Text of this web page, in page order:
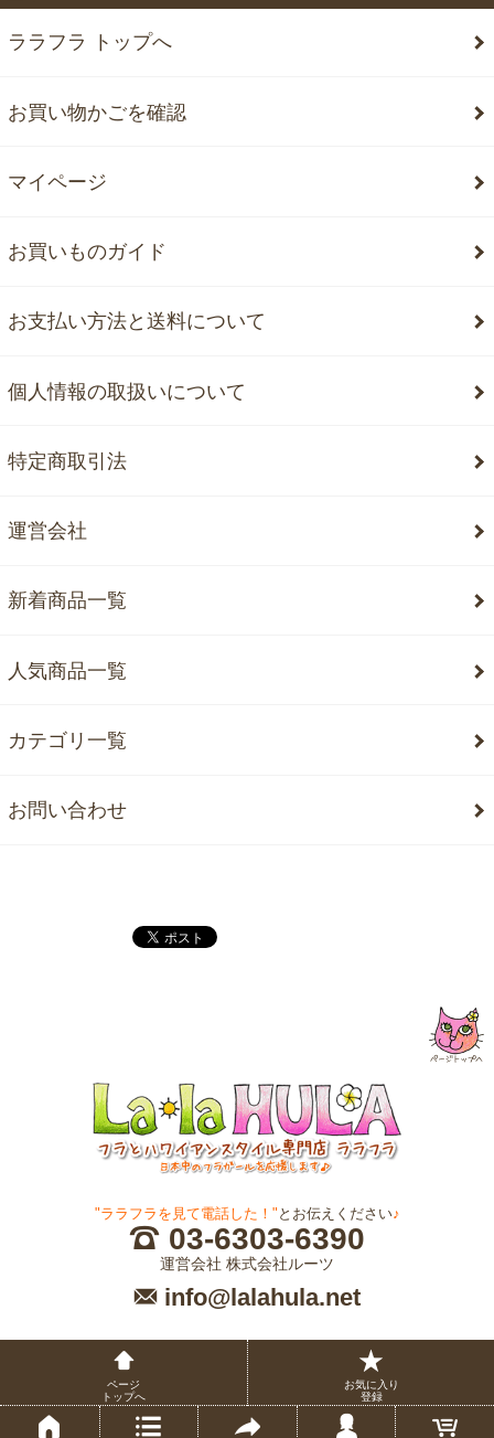
ララフラ トップへ
お買い物かごを確認
マイページ
お買いものガイド
お支払い方法と送料について
個人情報の取扱いについて
特定商取引法
運営会社
新着商品一覧
人気商品一覧
カテゴリ一覧
お問い合わせ
"ララフラを見て電話した！" とお伝えください♪
03-6303-6390
運営会社 株式会社ルーツ
info@lalahula.net
ページ
トップへ
お気に入り
登録